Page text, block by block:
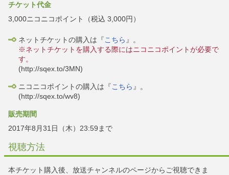
チケット代金
3,000ニコニコポイント（税込 3,000円）
ネットチケットの購入は『こちら 』。
※ネットチケットを購入する際にはニコニコポイントが必要で
す。
(http://sqex.to/3MN)
ニコニコポイントの購入は『こちら 』。
(http://sqex.to/wv8)
販売期間
2017年8月31日（木）23:59まで
視聴方法
本チケット購入後、放送チャンネルのページからご視聴できま